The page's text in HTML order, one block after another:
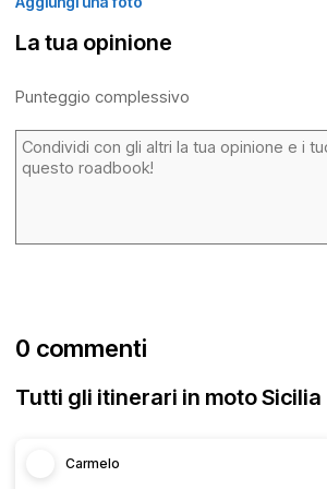
La tua opinione
Punteggio complessivo
0 commenti
Tutti gli itinerari in moto Sicilia
Carmelo